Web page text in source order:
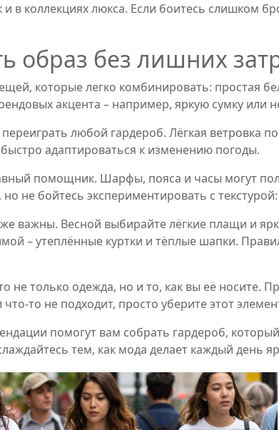
и в коллекциях люкса. Если боитесь слишком
образ без лишних
которые легко комбинировать: простая
акцента – например, яркую сумку или
любой гардероб. Лёгкая ветровка
адаптироваться к изменению погоды.
помощник. Шарфы, пояса и часы могут
не бойтесь экспериментировать с
важны. Весной выбирайте лёгкие плащи и
– утеплённые куртки и тёплые шапки.
не только одежда, но и то, как вы её носите.
не подходит, просто уберите этот
помогут вам собрать гардероб,
тем, как мода делает каждый день